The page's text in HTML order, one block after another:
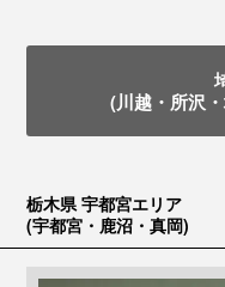
(川越・所沢
栃木県 宇都宮エリア
(宇都宮・鹿沼・真岡)